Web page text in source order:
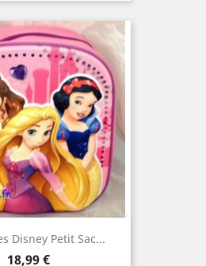
Disney Petit Sac...
Prix
18,99 €